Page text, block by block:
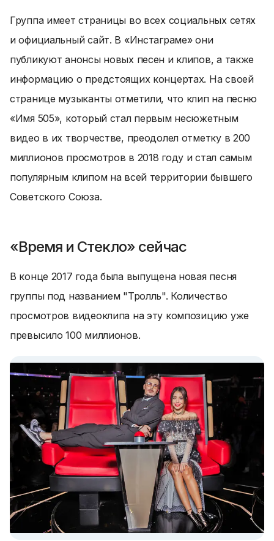
Группа имеет страницы во всех социальных сетях
и официальный сайт. В «Инстаграме» они
публикуют анонсы новых песен и клипов, а также
информацию о предстоящих концертах. На своей
странице музыканты отметили, что клип на песню
«Имя 505», который стал первым несюжетным
видео в их творчестве, преодолел отметку в 200
миллионов просмотров в 2018 году и стал самым
популярным клипом на всей территории бывшего
Советского Союза.
«Время и Стекло» сейчас
В конце 2017 года была выпущена новая песня
группы под названием "Тролль". Количество
просмотров видеоклипа на эту композицию уже
превысило 100 миллионов.